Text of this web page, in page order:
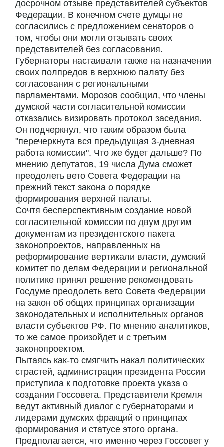
досрочном отзыве представителей субъектов
Федерации. В конечном счете думцы не
согласились с предложением сенаторов о
том, чтобы они могли отзывать своих
представителей без согласования.
Губернаторы настаивали также на назначении
своих полпредов в верхнюю палату без
согласования с региональными
парламентами. Морозов сообщил, что члены
думской части согласительной комиссии
отказались визировать протокол заседания.
Он подчеркнул, что таким образом была
"перечеркнута вся предыдущая 3-дневная
работа комиссии". Что же будет дальше? По
мнению депутатов, 19 числа Дума сможет
преодолеть вето Совета Федерации на
прежний текст закона о порядке
формирования верхней палаты.
Сочтя бесперспективным создание новой
согласительной комиссии по двум другим
документам из президентского пакета
законопроектов, направленных на
реформирование вертикали власти, думский
комитет по делам Федерации и региональной
политике принял решение рекомендовать
Госдуме преодолеть вето Совета Федерации
на закон об общих принципах организации
законодательных и исполнительных органов
власти субъектов РФ. По мнению аналитиков,
то же самое произойдет и с третьим
законопроектом.
Пытаясь как-то смягчить накал политических
страстей, администрация президента России
приступила к подготовке проекта указа о
создании Госсовета. Представители Кремля
ведут активный диалог с губернаторами и
лидерами думских фракций о принципах
формирования и статусе этого органа.
Предполагается, что именно через Госсовет у